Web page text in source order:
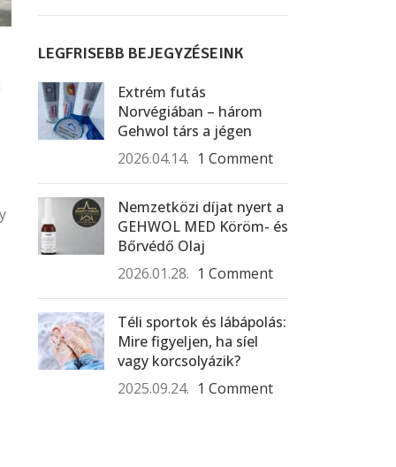
LEGFRISEBB BEJEGYZÉSEINK
Extrém futás
Norvégiában – három
Gehwol társ a jégen
2026.04.14. 1 Comment
Nemzetközi díjat nyert a
GEHWOL MED Köröm- és
Bőrvédő Olaj
2026.01.28. 1 Comment
Téli sportok és lábápolás:
Mire figyeljen, ha síel
vagy korcsolyázik?
2025.09.24. 1 Comment